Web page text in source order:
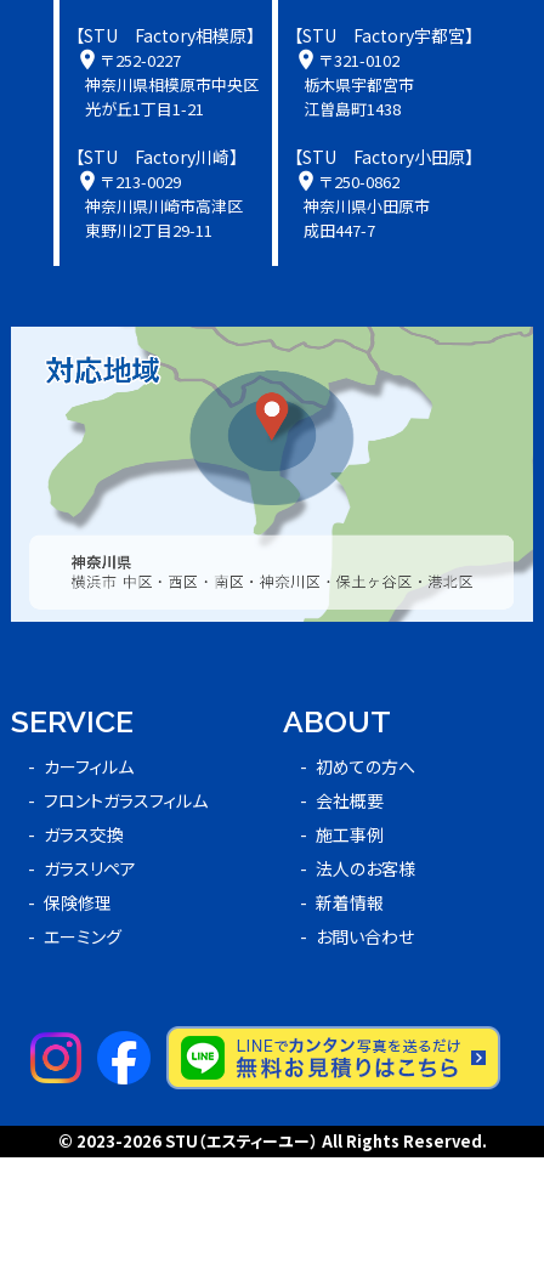
【STU Factory相模原】
location_on 〒252-0227
神奈川県相模原市中央区
光が丘1丁目1-21
【STU Factory宇都宮】
location_on 〒321-0102
栃木県宇都宮市
江曽島町1438
【STU Factory川崎】
location_on 〒213-0029
神奈川県川崎市高津区
東野川2丁目29-11
【STU Factory小田原】
location_on 〒250-0862
神奈川県小田原市
成田447-7
SERVICE
カーフィルム
フロントガラスフィルム
ガラス交換
ガラスリペア
保険修理
エーミング
ABOUT
初めての方へ
会社概要
施工事例
法人のお客様
新着情報
お問い合わせ
© 2023-2026STU（エスティーユー） All Rights Reserved.